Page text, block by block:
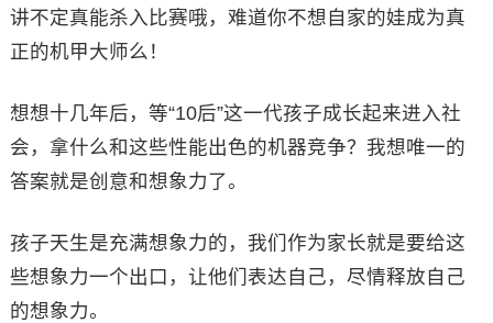
讲不定真能杀入比赛哦，难道你不想自家的娃成为真
正的机甲大师么！
想想十几年后，等“10后”这一代孩子成长起来进入社
会，拿什么和这些性能出色的机器竞争？我想唯一的
答案就是创意和想象力了。
孩子天生是充满想象力的，我们作为家长就是要给这
些想象力一个出口，让他们表达自己，尽情释放自己
的想象力。